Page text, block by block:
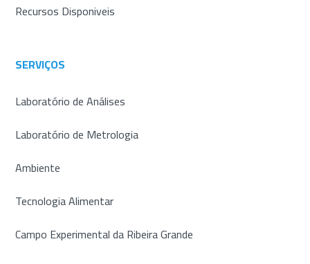
Recursos Disponiveis
SERVIÇOS
Laboratório de Análises
Laboratório de Metrologia
Ambiente
Tecnologia Alimentar
Campo Experimental da Ribeira Grande